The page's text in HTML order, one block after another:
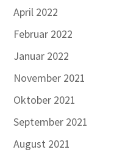
April 2022
Februar 2022
Januar 2022
November 2021
Oktober 2021
September 2021
August 2021